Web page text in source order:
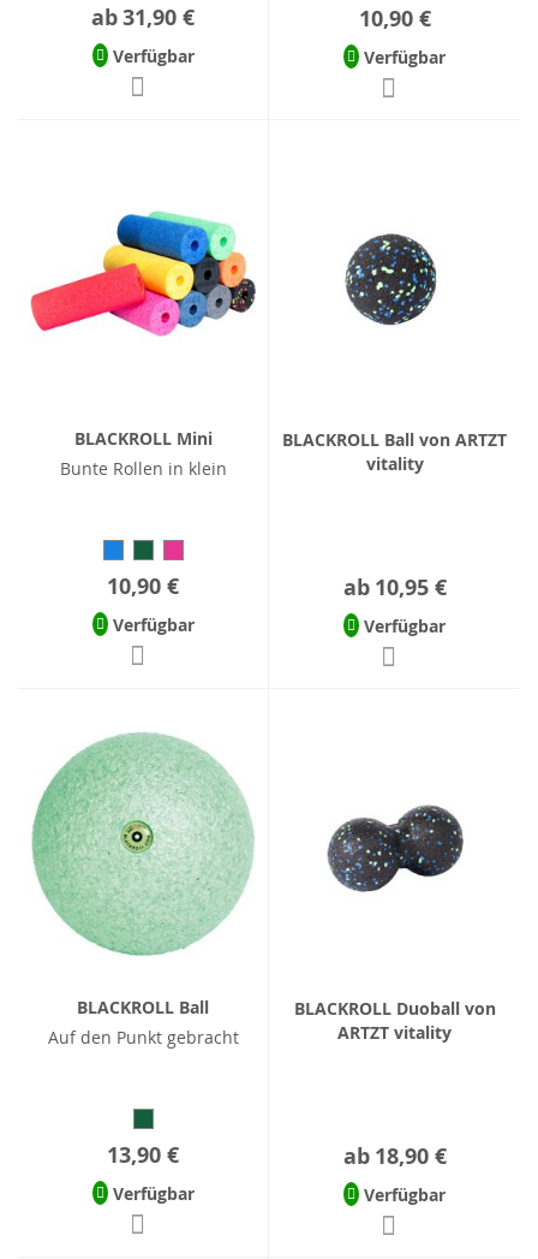
ab31,90 €
Verfügbar
10,90 €
Verfügbar
BLACKROLL Mini
Bunte Rollen in klein
10,90 €
Verfügbar
BLACKROLL Ball von ARTZT
vitality
ab 10,95 €
Verfügbar
BLACKROLL Ball
Auf den Punkt gebracht
13,90 €
Verfügbar
BLACKROLL Duoball von
ARTZT vitality
ab 18,90 €
Verfügbar